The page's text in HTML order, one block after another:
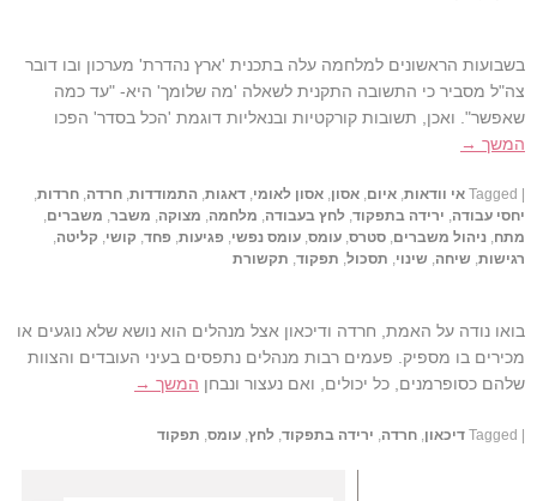
בשבועות הראשונים למלחמה עלה בתכנית 'ארץ נהדרת' מערכון ובו דובר
צה"ל מסביר כי התשובה התקנית לשאלה 'מה שלומך' היא- "עד כמה
שאפשר". ואכן, תשובות קורקטיות ובנאליות דוגמת 'הכל בסדר' הפכו
המשך →
Tagged אי וודאות, איום, אסון, אסון לאומי, דאגות, התמודדות, חרדה, חרדות,
יחסי עבודה, ירידה בתפקוד, לחץ בעבודה, מלחמה, מצוקה, משבר, משברים,
מתח, ניהול משברים, סטרס, עומס, עומס נפשי, פגיעות, פחד, קושי, קליטה,
רגישות, שיחה, שינוי, תסכול, תפקוד, תקשורת
בואו נודה על האמת, חרדה ודיכאון אצל מנהלים הוא נושא שלא נוגעים או
מכירים בו מספיק. פעמים רבות מנהלים נתפסים בעיני העובדים והצוות
שלהם כסופרמנים, כל יכולים, ואם נעצור ונבחן המשך →
Tagged דיכאון, חרדה, ירידה בתפקוד, לחץ, עומס, תפקוד